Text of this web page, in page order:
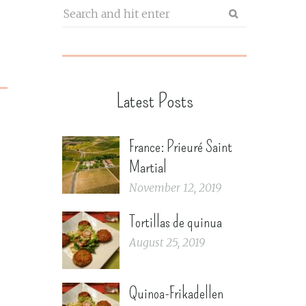
Latest Posts
France: Prieuré Saint
Martial
November 12, 2019
Tortillas de quinua
August 25, 2019
Quinoa-Frikadellen